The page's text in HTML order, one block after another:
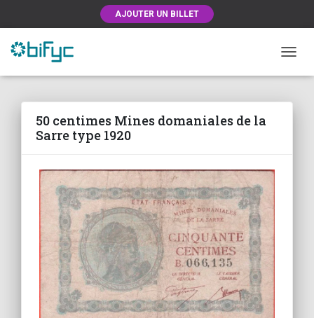
AJOUTER UN BILLET
50 centimes Mines domaniales de la
Sarre type 1920